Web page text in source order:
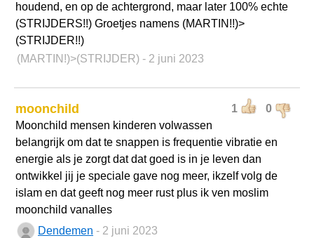
houdend, en op de achtergrond, maar later 100% echte
(STRIJDERS!!) Groetjes namens (MARTIN!!)>
(STRIJDER!!)
(MARTIN!)>(STRIJDER) - 2 juni 2023
1 0
moonchild
Moonchild mensen kinderen volwassen
belangrijk om dat te snappen is frequentie vibratie en
energie als je zorgt dat dat goed is in je leven dan
ontwikkel jij je speciale gave nog meer, ikzelf volg de
islam en dat geeft nog meer rust plus ik ven moslim
moonchild vanalles
Dendemen - 2 juni 2023